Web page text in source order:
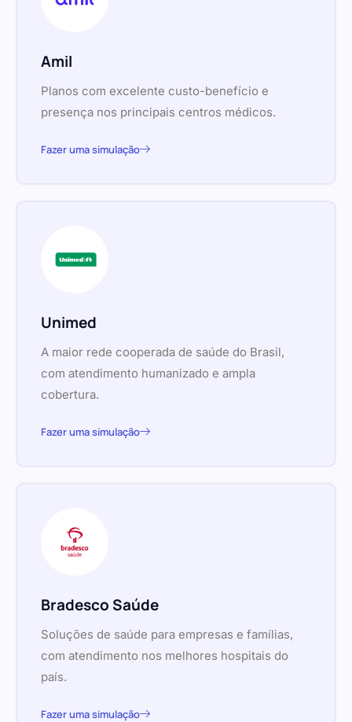
Amil
Planos com excelente custo-benefício e
presença nos principais centros médicos.
Fazer uma simulação
Unimed
A maior rede cooperada de saúde do Brasil,
com atendimento humanizado e ampla
cobertura.
Fazer uma simulação
Bradesco Saúde
Soluções de saúde para empresas e famílias,
com atendimento nos melhores hospitais do
país.
Fazer uma simulação